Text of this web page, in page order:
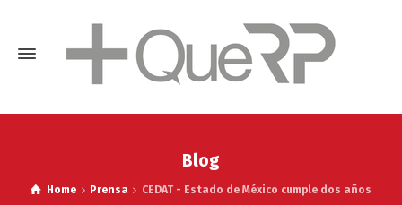
Blog
Home Prensa CEDAT - Estado de México cumple dos años